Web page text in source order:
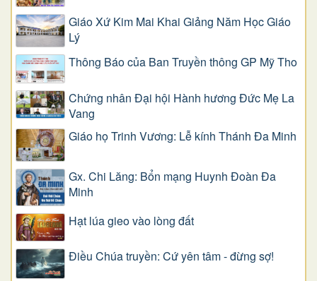
Giáo Xứ Kim Mai Khai Giảng Năm Học Giáo
Lý
Thông Báo của Ban Truyền thông GP Mỹ Tho
Chứng nhân Đại hội Hành hương Đức Mẹ La
Vang
Giáo họ Trinh Vương: Lễ kính Thánh Đa Minh
Gx. Chi Lăng: Bổn mạng Huynh Đoàn Đa
Minh
Hạt lúa gieo vào lòng đất
Điều Chúa truyền: Cứ yên tâm - đừng sợ!